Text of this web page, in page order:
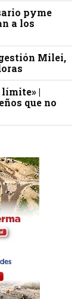
pyme
a los
Milei,
|
que no